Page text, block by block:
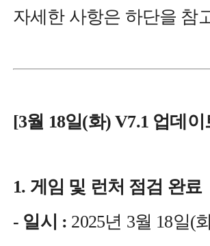
자세한 사항은 하단을 참
[3월 18일(화) V7.1 업데
1. 게임 및 런처 점검 완료
- 일시 : 2025년 3월 18일(